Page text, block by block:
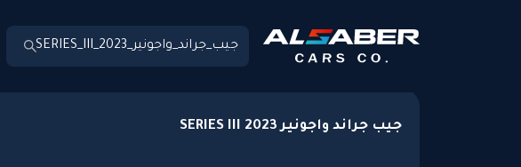
جيب جراند واجونير SERIES III 2023